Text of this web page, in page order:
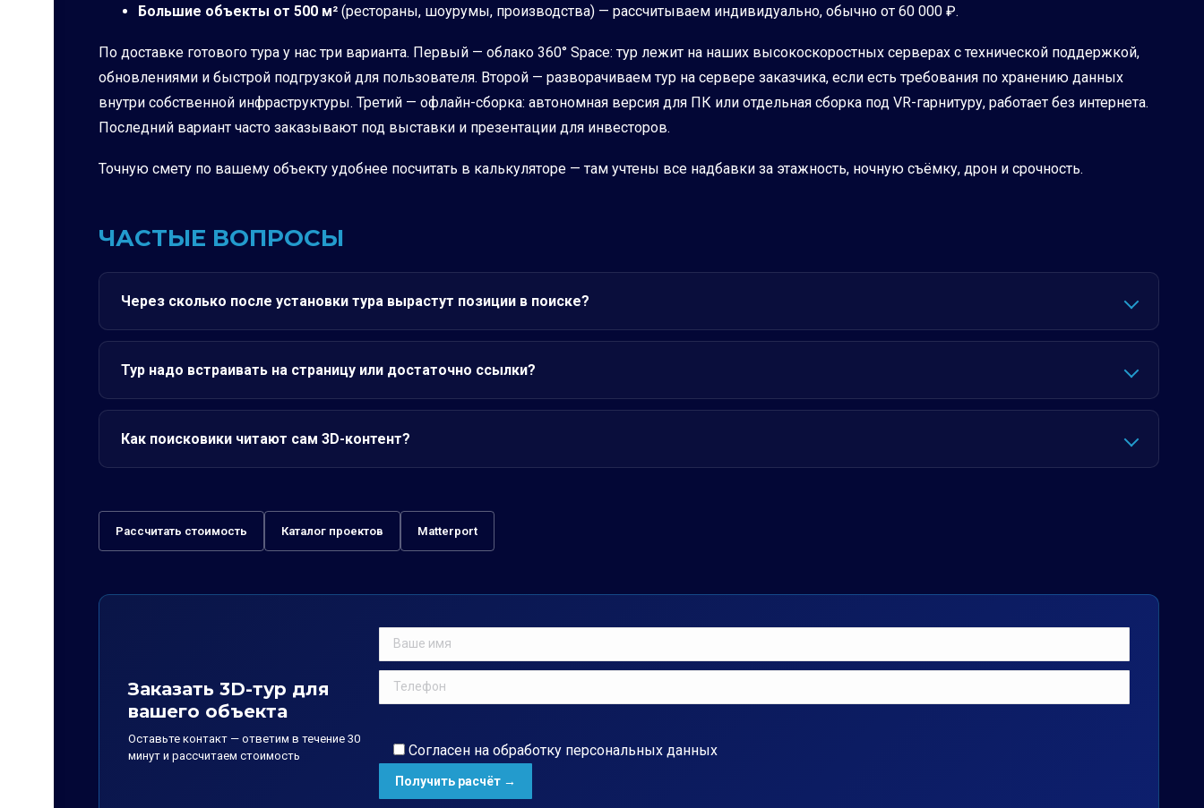
Большие объекты от 500 м² (рестораны, шоурумы, производства) — рассчитываем индивидуально, обычно от 60 000 ₽.
По доставке готового тура у нас три варианта. Первый — облако 360° Space: тур лежит на наших высокоскоростных серверах с технической поддержкой,
обновлениями и быстрой подгрузкой для пользователя. Второй — разворачиваем тур на сервере заказчика, если есть требования по хранению данных
внутри собственной инфраструктуры. Третий — офлайн-сборка: автономная версия для ПК или отдельная сборка под VR-гарнитуру, работает без интернета.
Последний вариант часто заказывают под выставки и презентации для инвесторов.
Точную смету по вашему объекту удобнее посчитать в калькуляторе — там учтены все надбавки за этажность, ночную съёмку, дрон и срочность.
ЧАСТЫЕ ВОПРОСЫ
Через сколько после установки тура вырастут позиции в поиске?
Тур надо встраивать на страницу или достаточно ссылки?
Как поисковики читают сам 3D-контент?
Рассчитать стоимость Каталог проектов Matterport
Заказать 3D-тур для
вашего объекта
Оставьте контакт — ответим в течение 30
минут и рассчитаем стоимость
Согласен на обработку персональных данных